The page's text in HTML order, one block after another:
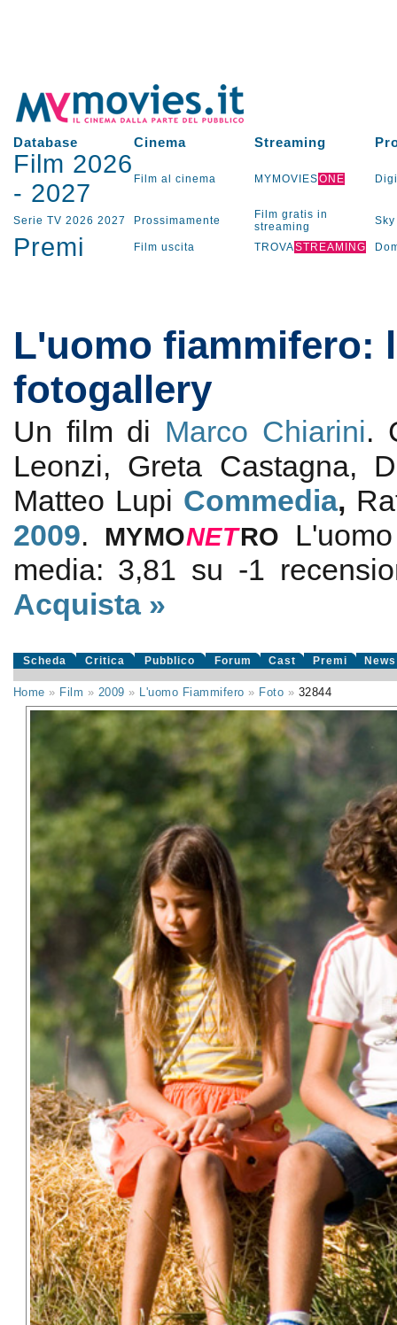
Database Cinema Streaming
Film 2026
- 2027 Film al cinema MYMOVIESONE
Serie TV 2026 2027 Prossimamente
Film gratis in
streaming
Sky
Premi Film uscita TROVASTREAMING
L'uomo fiammifero:
fotogallery
Un film di Marco Chiarini.
Leonzi, Greta Castagna,
Matteo Lupi Commedia,
2009. MYMONETRO
media: 3,81 su -1
Acquista »
Scheda Critica Pubblico Forum Cast Premi News
Home » Film » 2009 » L'uomo Fiammifero » Foto » 32844